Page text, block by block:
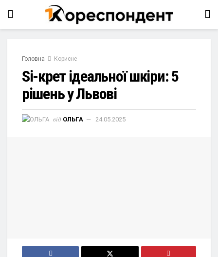
Головна Корисне
Si-крет ідеальної шкіри: 5
рішень у Львові
від ОЛЬГА 24.05.2025